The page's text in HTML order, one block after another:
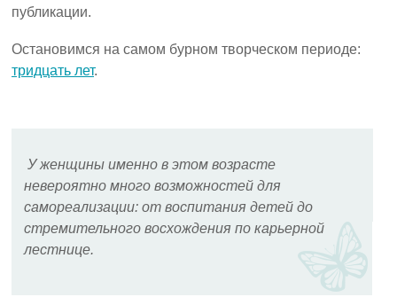
публикации.
Остановимся на самом бурном творческом периоде:
тридцать лет.
У женщины именно в этом возрасте
невероятно много возможностей для
самореализации: от воспитания детей до
стремительного восхождения по карьерной
лестнице.